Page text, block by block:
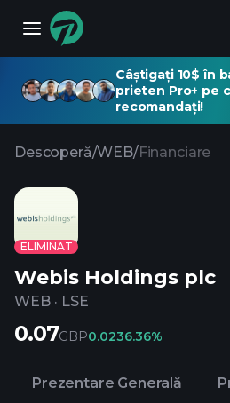
Câștigați 10$ în
prieten Pro+ pe
recomandați!
Descoperă/WEB/Financiare
ELIMINAT
Webis Holdings plc
WEB · LSE
0.07GBP0.0236.36%
Prezentare Generală